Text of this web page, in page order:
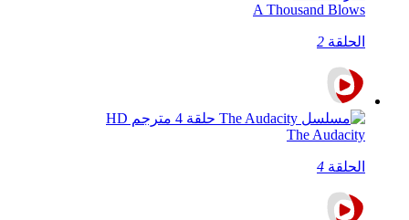
A Thousand Blows
الحلقة 2
The Audacity
الحلقة 4